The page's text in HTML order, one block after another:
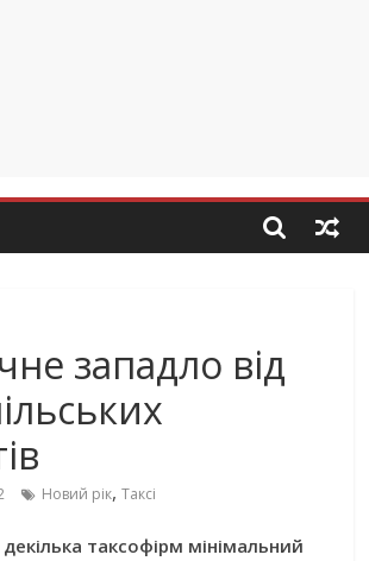
западло від
Новий рік,Таксі
таксофірм мінімальний